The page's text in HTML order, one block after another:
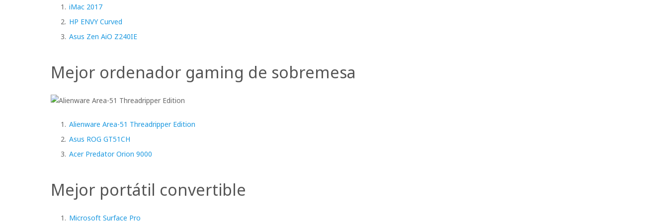
iMac 2017
HP ENVY Curved
Asus Zen AiO Z240IE
Mejor ordenador gaming de sobremesa
Alienware Area-51 Threadripper Edition
Asus ROG GT51CH
Acer Predator Orion 9000
Mejor portátil convertible
Microsoft Surface Pro